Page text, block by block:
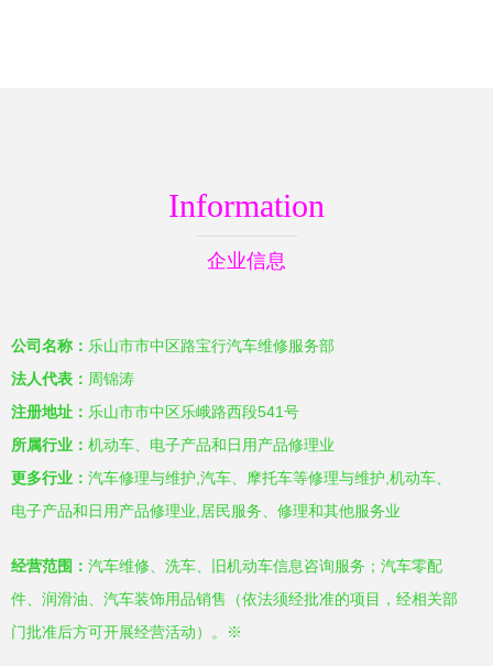
Information
企业信息
公司名称： 乐山市市中区路宝行汽车维修服务部
法人代表： 周锦涛
注册地址： 乐山市市中区乐峨路西段541号
所属行业： 机动车、电子产品和日用产品修理业
更多行业： 汽车修理与维护,汽车、摩托车等修理与维护,机动车、
电子产品和日用产品修理业,居民服务、修理和其他服务业
经营范围： 汽车维修、洗车、旧机动车信息咨询服务；汽车零配
件、润滑油、汽车装饰用品销售（依法须经批准的项目，经相关部
门批准后方可开展经营活动）。※